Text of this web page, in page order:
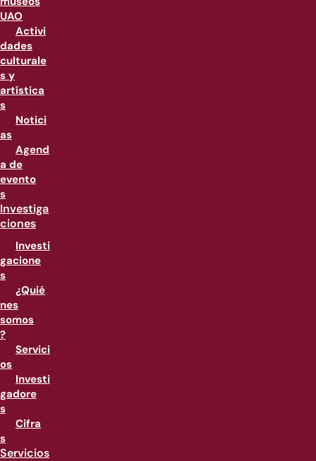
UAO
Activi
dades
culturale
s y
artística
s
Notici
as
Agend
a de
evento
s
Investiga
ciones
Investi
gacione
s
¿Quié
nes
somos
?
Servici
os
Investi
gadore
s
Cifra
s
Servicios